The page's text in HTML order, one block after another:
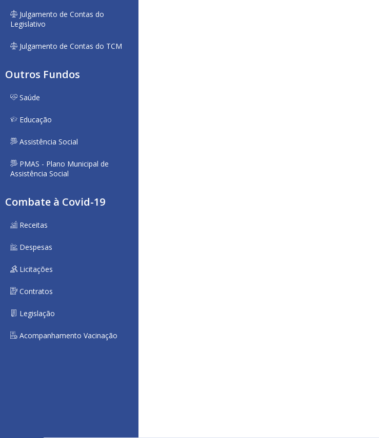
Julgamento de Contas do
Legislativo
Julgamento de Contas do TCM
Outros Fundos
Saúde
Educação
Assistência Social
PMAS - Plano Municipal de
Assistência Social
Combate à Covid-19
Receitas
Despesas
Licitações
Contratos
Legislação
Acompanhamento Vacinação